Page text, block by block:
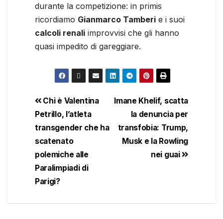
durante la competizione: in primis
ricordiamo Gianmarco Tamberi e i suoi
calcoli renali improvvisi che gli hanno
quasi impedito di gareggiare.
Imane Khelif, scatta
la denuncia per
transfobia: Trump,
Musk e la Rowling
nei guai
Chi è Valentina
Petrillo, l’atleta
transgender che ha
scatenato
polemiche alle
Paralimpiadi di
Parigi?